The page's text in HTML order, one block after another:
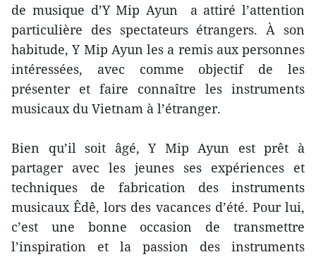
de musique d’Y Mip Ayun a attiré l’attention
particulière des spectateurs étrangers. À son
habitude, Y Mip Ayun les a remis aux personnes
intéressées, avec comme objectif de les
présenter et faire connaître les instruments
musicaux du Vietnam à l’étranger.
Bien qu’il soit âgé, Y Mip Ayun est prêt à
partager avec les jeunes ses expériences et
techniques de fabrication des instruments
musicaux Êdê, lors des vacances d’été. Pour lui,
c’est une bonne occasion de transmettre
l’inspiration et la passion des instruments